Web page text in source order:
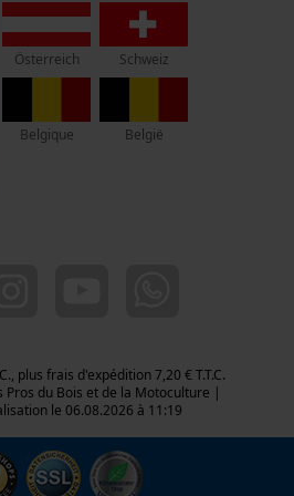
Österreich Schweiz
Belgique België
plus frais d'expédition 7,20 € T.T.C.
Pros du Bois et de la Motoculture |
le 06.08.2026 à 11:19